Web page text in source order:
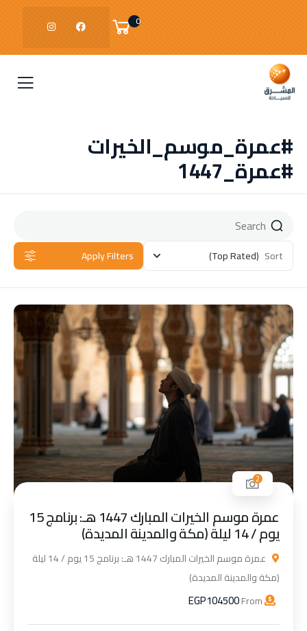
0
#عمرة_موسم_الخيرات
#عمرة_1447
Sort
(Top Rated)
Apply Filters
2
عمرة موسم الخيرات المبارك 1447 هـ: برنامج 15
يوم / 14 ليلة (مكة والمدينة المديدة)
عمرة موسم الخيرات المبارك 1447 هـ: برنامج 15 يوم / 14 ليلة
(مكة والمدينة المديدة)
EGP104500